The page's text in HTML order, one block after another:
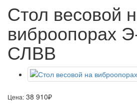
Стол весовой
виброопорах
СЛВВ
Цена: 38 910₽